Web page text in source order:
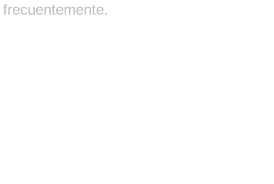
frecuentemente.